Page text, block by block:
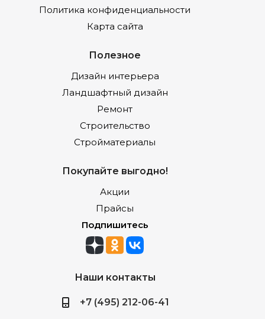
Политика конфиденциальности
Карта сайта
Полезное
Дизайн интерьера
Ландшафтный дизайн
Ремонт
Строительство
Стройматериалы
Покупайте выгодно!
Акции
Прайсы
Подпишитесь
Наши контакты
+7 (495) 212-06-41